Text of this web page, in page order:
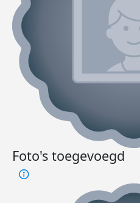
Foto's toegevoegd